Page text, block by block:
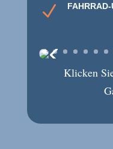
N
Klicken